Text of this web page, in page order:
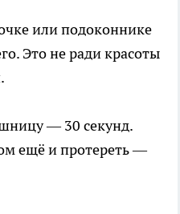
или подоконнике
Это не ради красоты
— 30 секунд.
ещё и протереть —